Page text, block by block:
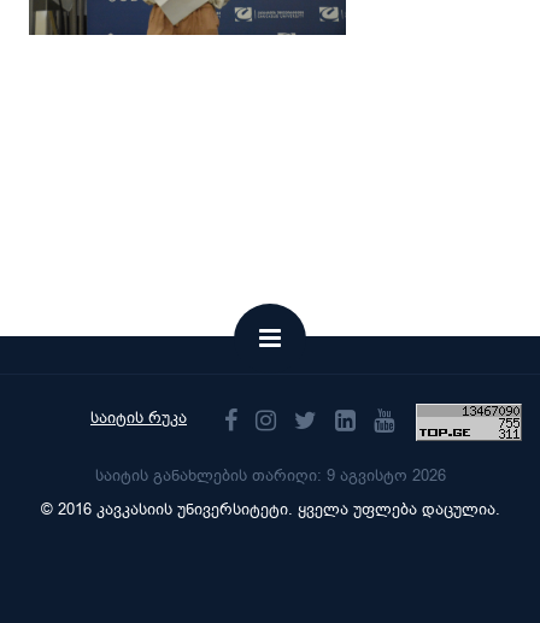
საიტის რუკა
საიტის განახლების თარიღი: 9 აგვისტო 2026
© 2016 კავკასიის უნივერსიტეტი. ყველა უფლება დაცულია.